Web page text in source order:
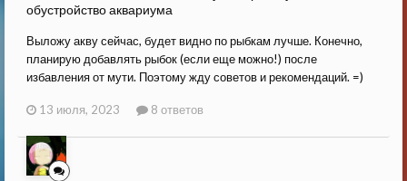
обустройство аквариума
Выложу акву сейчас, будет видно по рыбкам лучше. Конечно,
планирую добавлять рыбок (если еще можно!) после
избавления от мути. Поэтому жду советов и рекомендаций. =)
13 июля, 2023 8 ответов